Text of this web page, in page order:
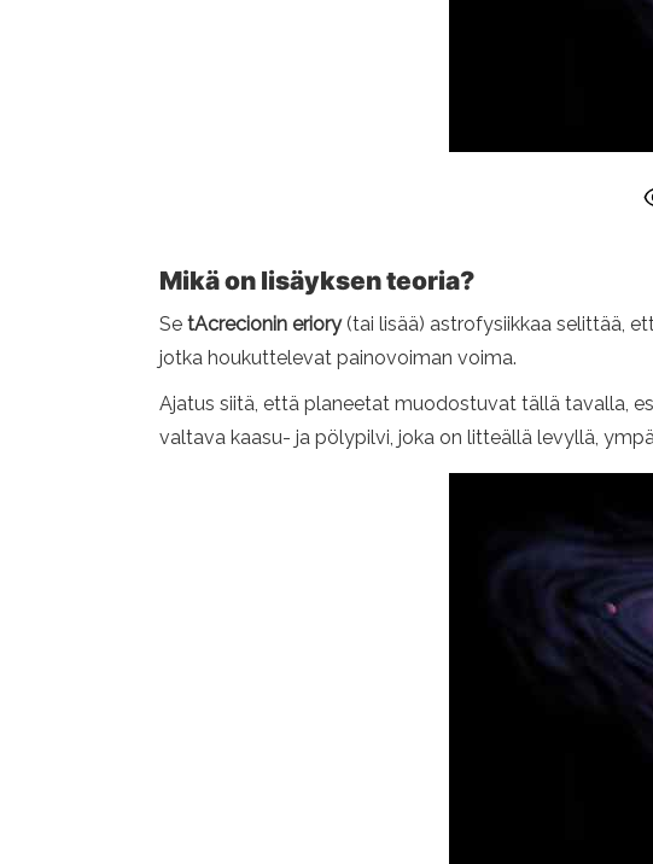
Mikä on lisäyksen teoria?
Se tAcrecionin eriory(tai lisää) astrofysiikkaa selittää,
jotka houkuttelevat painovoiman voima.
Ajatus siitä, että planeetat muodostuvat tällä tavalla,
valtava kaasu- ja pölypilvi, joka on litteällä levyllä,